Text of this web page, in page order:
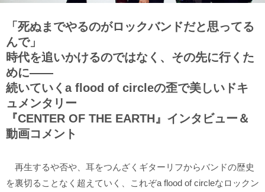
「死ぬまでやるのがロックバンドだと思ってる
んで」
時代を追いかけるのではなく、その先に行くた
めに――
続いていくa flood of circleの歪で美しいドキ
ュメンタリー
『CENTER OF THE EARTH』インタビュー＆
動画コメント
再生するや否や、耳をつんざくギターリフからバンドの歴史
を裏切ることなく超えていく、これぞa flood of circleなロックン